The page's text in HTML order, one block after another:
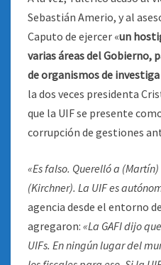
Sebastián Amerio, y al
Caputo de ejercer «un
varias áreas del Gobierno,
de organismos de
la dos veces presidenta
que la UIF se presente
corrupción de gestiones
«Es falso. Querelló a
(Kirchner). La UIF es
agencia desde el entorno
agregaron: «La GAFI dijo
UIFs. En ningún lugar del